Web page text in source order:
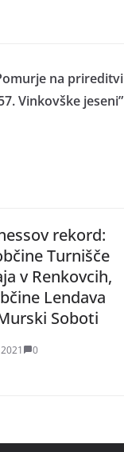
na prireditvi
Vinkovške jeseni”
rekord:
Turnišče
v Renkovcih,
Lendava
Soboti
0